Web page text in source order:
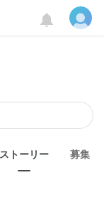
ストーリー 募集